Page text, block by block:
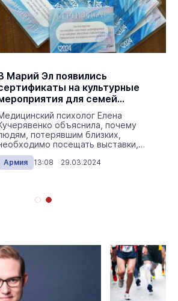
Марий Эл появились
на культурные
для семей
участников СВО
психолог Елена
объяснила, почему
потерявшим близких,
посещать выставки,
и спектакли.
Армия 13:08 29.03.2024